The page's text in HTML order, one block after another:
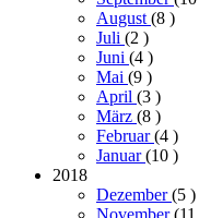
August(8 )
Juli (2 )
Juni (4 )
Mai (9 )
April (3 )
März (8 )
Februar(4 )
Januar(10 )
2018
Dezember(5 )